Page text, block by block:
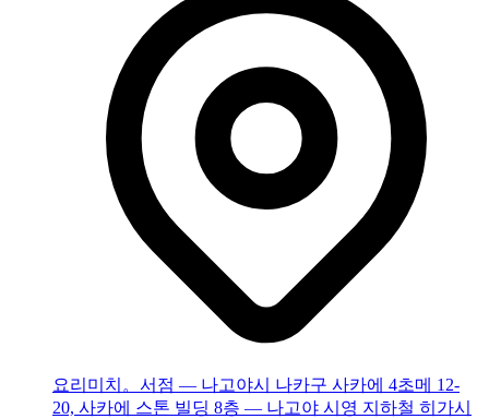
요리미치。서점 — 나고야시 나카구 사카에 4초메 12-
20, 사카에 스톤 빌딩 8층 — 나고야 시영 지하철 히가시